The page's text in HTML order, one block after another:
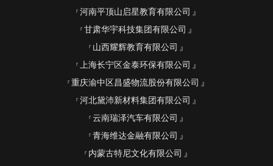
河南平顶山启星教育有限公司
甘肃华宇科技集团有限公司
山西耀辉教育有限公司
上海长宁区金泰环保有限公司
重庆渝中区昌盛物流股份有限公司
河北黛沛新材料集团有限公司
云南瑞泽汽车有限公司
青海维达金融有限公司
内蒙古特尼文化有限公司